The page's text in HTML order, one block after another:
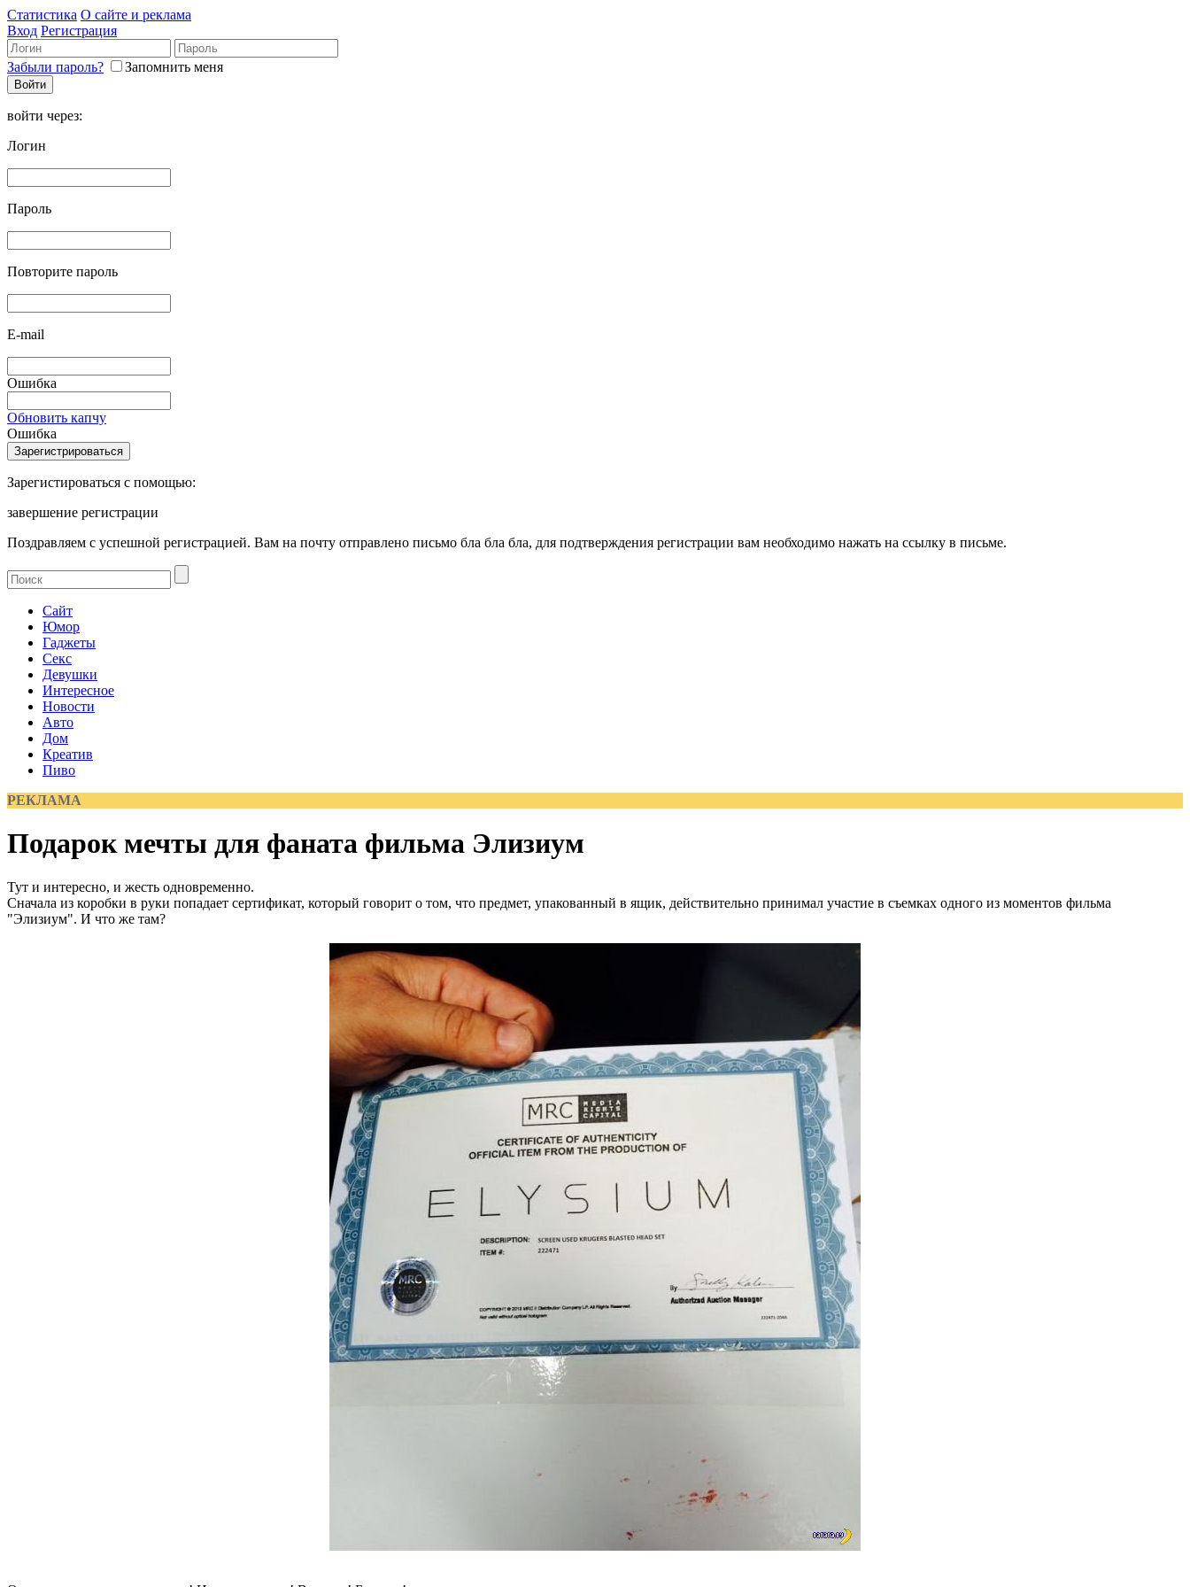
Статистика О сайте и реклама
Вход Регистрация
Забыли пароль? Запомнить меня
войти через:
Логин
Пароль
Повторите пароль
E-mail
Ошибка
Обновить капчу
Ошибка
Зарегистироваться с помощью:
завершение регистрации
Поздравляем с успешной регистрацией. Вам на почту отправлено письмо бла бла бла, для подтверждения регистрации вам необходимо нажать на ссылку в письме.
Сайт
Юмор
Гаджеты
Секс
Девушки
Интересное
Новости
Авто
Дом
Креатив
Пиво
РЕКЛАМА
Подарок мечты для фаната фильма Элизиум
Тут и интересно, и жесть одновременно.
Сначала из коробки в руки попадает сертификат, который говорит о том, что предмет, упакованный в ящик, действительно принимал участие в съемках одного из моментов фильма
"Элизиум". И что же там?